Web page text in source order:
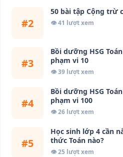
#2
50 bài tập Cộng trừ
👁 41 lượt xem
#3
Bồi dưỡng HSG
phạm vi 10
👁 39 lượt xem
#4
Bồi dưỡng HSG
phạm vi 100
👁 26 lượt xem
#5
Học sinh lớp 4 cần
thức Toán nào?
👁 25 lượt xem